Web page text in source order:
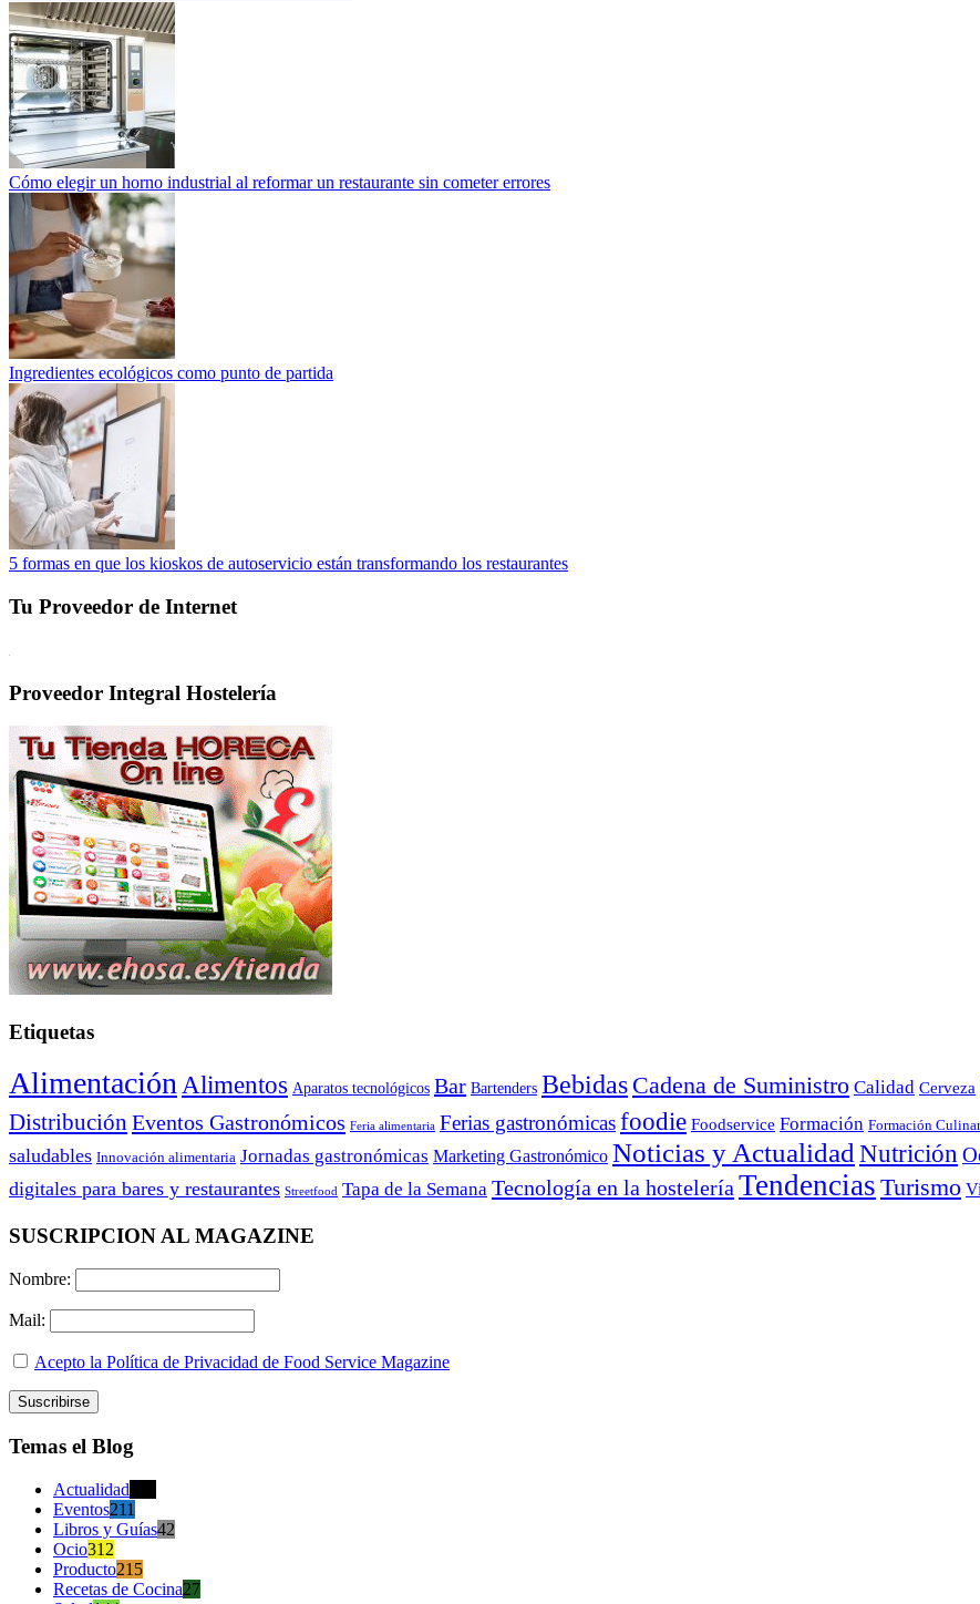
Cómo elegir un horno industrial al reformar un restaurante sin cometer errores
Ingredientes ecológicos como punto de partida
5 formas en que los kioskos de autoservicio están transformando los restaurantes
Tu Proveedor de Internet
Proveedor Integral Hostelería
Etiquetas
Alimentación Alimentos Aparatos tecnológicos Bar Bartenders Bebidas Cadena de Suministro Calidad Cerveza
Distribución Eventos Gastronómicos Feria alimentaria Ferias gastronómicasfoodie Foodservice Formación Formación
saludables Innovación alimentaria Jornadas gastronómicas Marketing Gastronómico Noticias y Actualidad Nutrición
digitales para bares y restaurantes Streetfood Tapa de la Semana Tecnología en la hostelería Tendencias Turismo
SUSCRIPCION AL MAGAZINE
Nombre:
Mail:
Acepto la Política de Privacidad de Food Service Magazine
Temas el Blog
Actualidad
Eventos211
Libros y Guías42
Ocio312
Producto215
Recetas de Cocina27